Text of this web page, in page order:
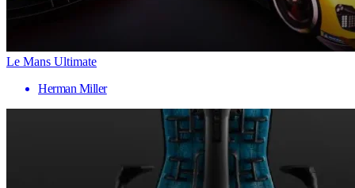
Le Mans Ultimate
Herman Miller